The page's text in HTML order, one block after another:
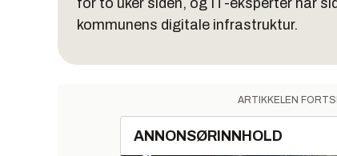
kommunens digitale infrastruktur.
ARTIKKELEN
ANNONSØRINNHOLD